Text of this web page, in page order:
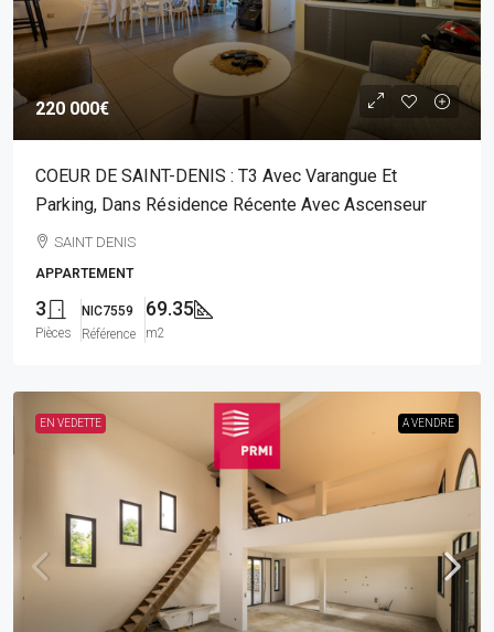
220 000€
COEUR DE SAINT-DENIS : T3 Avec Varangue Et
Parking, Dans Résidence Récente Avec Ascenseur
SAINT DENIS
APPARTEMENT
3
Pièces
NIC7559
Référence
69.35
m2
EN VEDETTE A VENDRE